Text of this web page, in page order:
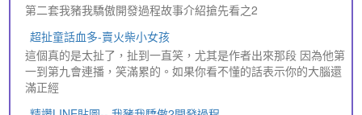
第二套我豬我驕傲開發過程故事介紹搶先看之2
超扯童話血多-賣火柴小女孩
這個真的是太扯了，扯到一直笑，尤其是作者出來那段 因為他第
一到第九會連播，笑滿累的。如果你看不懂的話表示你的大腦還
滿正經